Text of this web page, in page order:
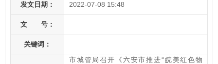
发文日期： 2022-07-08 15:48
文 号：
关键词：
市城管局召开《六安市推进“皖美红色物